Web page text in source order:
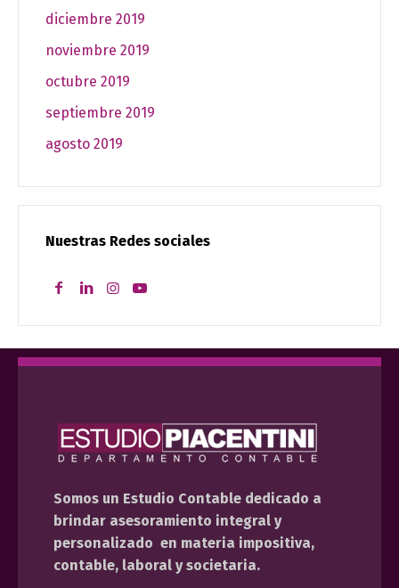
diciembre 2019
noviembre 2019
octubre 2019
septiembre 2019
agosto 2019
Nuestras Redes sociales
Somos un Estudio Contable dedicado a
brindar asesoramiento integral y
personalizado en materia impositiva,
contable, laboral y societaria.